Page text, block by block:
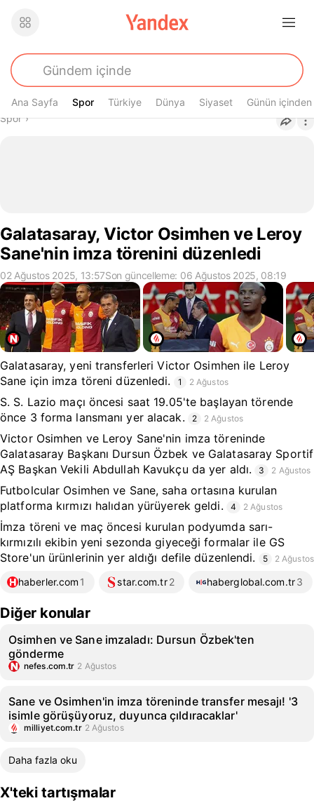
Ana Sayfa Spor
Spor Türkiye Dünya Siyaset Günün içinden
Buradasın
Spor›
Galatasaray, Victor Osimhen ve Leroy
Sane'nin imza törenini düzenledi
02 Ağustos 2025, 13:57Son güncelleme: 06 Ağustos 2025, 08:19
Galatasaray, yeni transferleri Victor Osimhen ile Leroy
Sane için imza töreni düzenledi.
1 2 Ağustos
S. S. Lazio maçı öncesi saat 19.05'te başlayan törende
önce 3 forma lansmanı yer alacak.
2 2 Ağustos
Victor Osimhen ve Leroy Sane'nin imza töreninde
Galatasaray Başkanı Dursun Özbek ve Galatasaray Sportif
AŞ Başkan Vekili Abdullah Kavukçu da yer aldı.
3 2 Ağustos
Futbolcular Osimhen ve Sane, saha ortasına kurulan
platforma kırmızı halıdan yürüyerek geldi.
4 2 Ağustos
İmza töreni ve maç öncesi kurulan podyumda sarı-
kırmızılı ekibin yeni sezonda giyeceği formalar ile GS
Store'un ürünlerinin yer aldığı defile düzenlendi.
5 2 Ağustos
haberler.com 1 star.com.tr2 haberglobal.com.tr3
Diğer konular
Osimhen ve Sane imzaladı: Dursun Özbek'ten
gönderme
nefes.com.tr 2 Ağustos
Sane ve Osimhen'in imza töreninde transfer mesajı! '3
isimle görüşüyoruz, duyunca çıldıracaklar'
milliyet.com.tr 2 Ağustos
Daha fazla oku
X'teki tartışmalar